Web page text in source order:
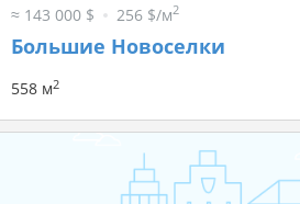
≈ 143 000 $ 256 $/м2
Большие Новоселки
558 м2